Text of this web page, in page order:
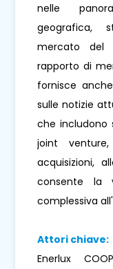
nelle
geografica,
mercato del
rapporto di
fornisce
sulle notizie
che includono
joint
acquisizioni,
consente la
complessiva
Attori chiave:
Enerlux